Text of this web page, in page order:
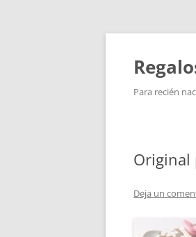
Saltar
contenido
Para recién
Original
Deja un